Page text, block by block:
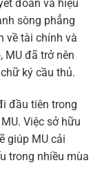
đoán và hiệu
sòng phẳng
về tài chính và
MU đã trở nên
ký cầu thủ.
đầu tiên trong
Việc sở hữu
giúp MU cải
trong nhiều mùa